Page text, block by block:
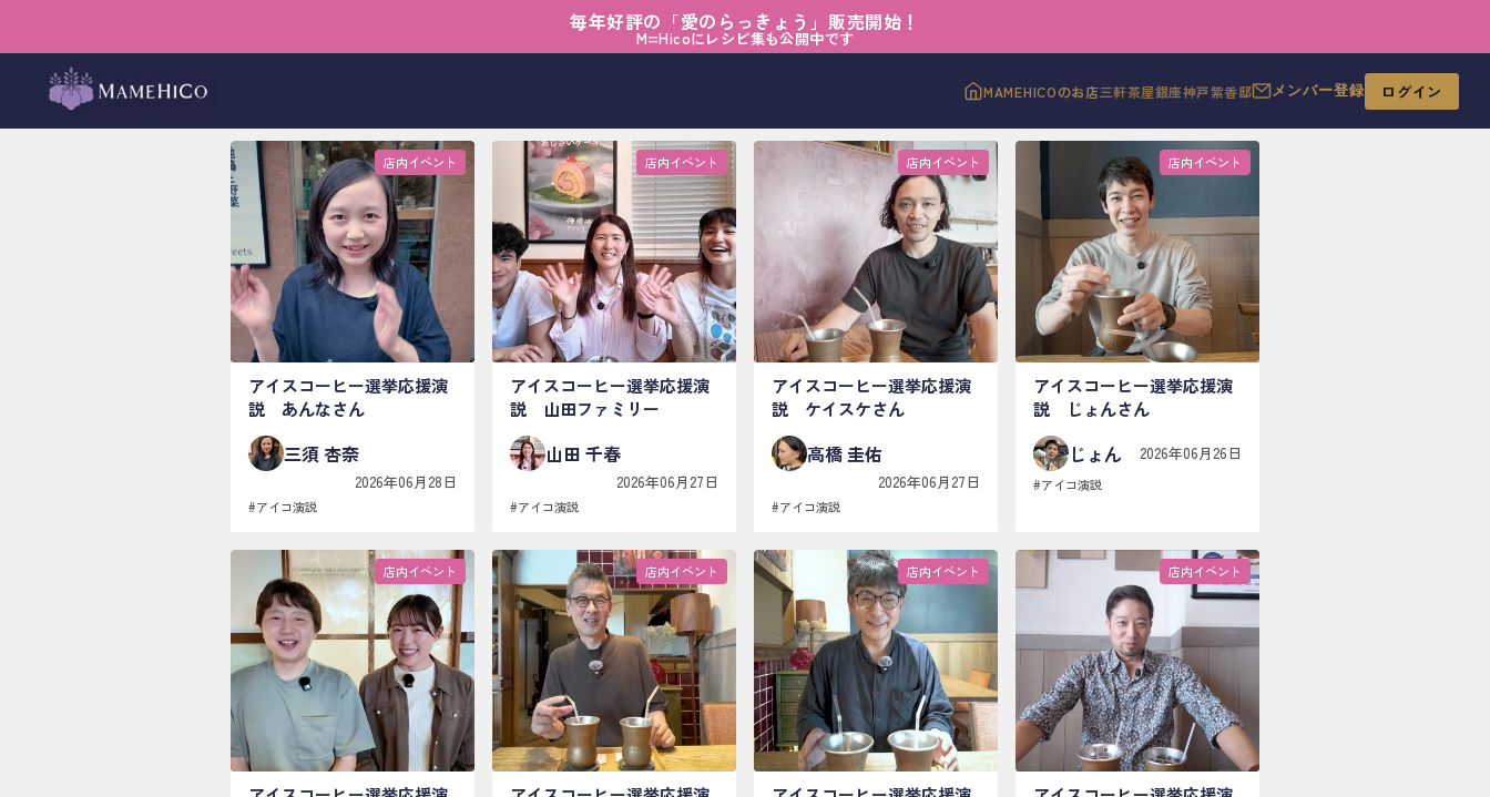
毎年好評の「愛のらっきょう」販売開始！
M=Hicoにレシピ集も公開中です
MAMEHICOのお店三軒茶屋銀座神戸紫香邸 メンバー登録 ログイン
店内イベント
アイスコーヒー選挙応援演
説 あんなさん
三須 杏奈
2026年06月28日
#アイコ演説
店内イベント
アイスコーヒー選挙応援演
説 山田ファミリー
山田 千春
2026年06月27日
#アイコ演説
店内イベント
アイスコーヒー選挙応援演
説 ケイスケさん
高橋 圭佑
2026年06月27日
#アイコ演説
店内イベント
アイスコーヒー選挙応援演
説 じょんさん
じょん 2026年06月26日
#アイコ演説
店内イベント 店内イベント 店内イベント 店内イベント